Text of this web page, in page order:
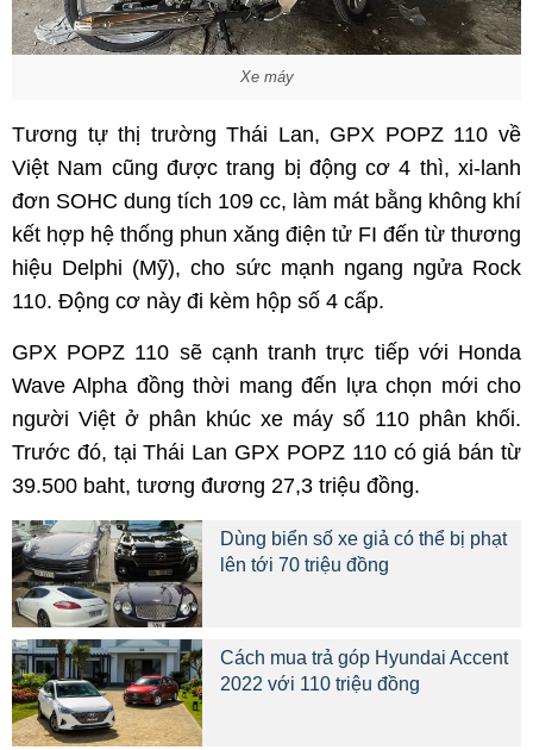
Xe máy
Tương tự thị trường Thái Lan, GPX POPZ 110 về
Việt Nam cũng được trang bị động cơ 4 thì, xi-lanh
đơn SOHC dung tích 109 cc, làm mát bằng không khí
kết hợp hệ thống phun xăng điện tử FI đến từ thương
hiệu Delphi (Mỹ), cho sức mạnh ngang ngửa Rock
110. Động cơ này đi kèm hộp số 4 cấp.
GPX POPZ 110 sẽ cạnh tranh trực tiếp với Honda
Wave Alpha đồng thời mang đến lựa chọn mới cho
người Việt ở phân khúc xe máy số 110 phân khối.
Trước đó, tại Thái Lan GPX POPZ 110 có giá bán từ
39.500 baht, tương đương 27,3 triệu đồng.
Dùng biển số xe giả có thể bị phạt
lên tới 70 triệu đồng
Cách mua trả góp Hyundai Accent
2022 với 110 triệu đồng